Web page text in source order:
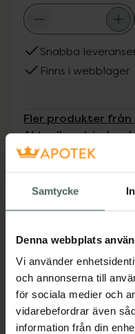
Samtycke
Denna webbplats
Vi använder
och annonserna till
för sociala medier och
vidarebefordrar även
information från din
Snabba
Finns i webblager
Fler produkter från
Aktuella
Beskrivning
Solid Toe Dali
Purple Layers i
yta för att din
Viktigt! Bör ej
innan och under
EAN: